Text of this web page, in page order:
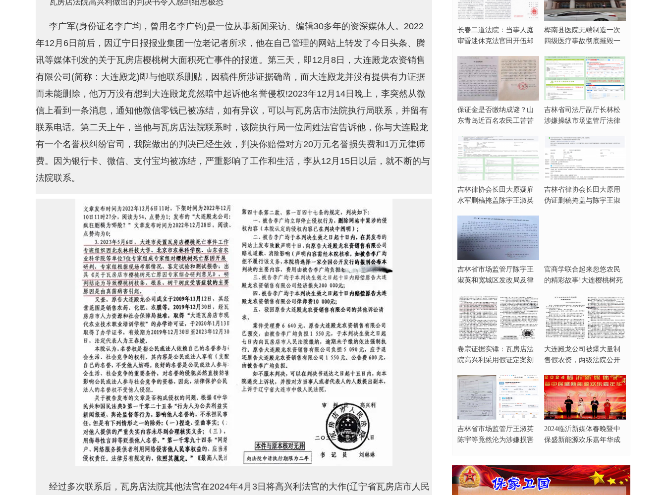
瓦房店法院高兴利做出的判决书令人感到细思极恐
李广军(身份证名李广均，曾用名李广钧)是一位从事新闻采访、编辑30多年的资深媒体人。2022
年12月6日前后，因辽宁日报报业集团一位老记者所求，他在自己管理的网站上转发了今日头条、腾
讯等媒体刊发的关于瓦房店樱桃树大面积死亡事件的报道。第三天，即12月8日，大连殿龙农资销售
有限公司(简称：大连殿龙)即与他联系删贴，因稿件所涉证据确凿，而大连殿龙并没有提供有力证据
而未能删除，他万万没有想到大连殿龙竟然暗中起诉他名誉侵权!2023年12月14日晚上，李突然从微
信上看到一条消息，通知他微信零钱已被冻结，如有异议，可以与瓦房店市法院执行局联系，并留有
联系电话。第二天上午，当他与瓦房店法院联系时，该院执行局一位周姓法官告诉他，你与大连殿龙
有一个名誉权纠纷官司，我院做出的判决已经生效，判决你赔偿对方20万元名誉损失费和1万元律师
费。因为银行卡、微信、支付宝均被冻结，严重影响了工作和生活，李从12月15日以后，就不断的与
法院联系。
经过多次联系后，瓦房店法院其他法官在2024年4月3日将高兴利法官的大作(辽宁省瓦房店市人民
长春二道法院：当事人庭
审昏迷休克法官田开伍却
桦南县医院无端制造一次
四级医疗事故彻底摧毁一
保证金是否缴纳成谜？山
东青岛近百名农民工苦苦
吉林省司法厅副厅长林松
涉嫌操纵市场监管厅法律
吉林律协会长田大原疑雇
水军删稿掩盖陈宇王淑英
吉林省律协会长田大原用
伪证删稿掩盖与陈宇王淑
吉林省市场监管厅陈宇王
淑英和宽城区发改局及律
官商学联合起来忽悠农民
的精彩故事!大连樱桃树死
卷宗证据实锤：瓦房店法
院高兴利采用假证定案刻
大连殿龙公司被爆大量制
售假农资，两级法院公开
吉林省市场监管厅王淑英
陈宇等竟然沦为涉嫌损害
2024临沂新媒体春晚暨中
保盛新能源欢乐嘉年华成